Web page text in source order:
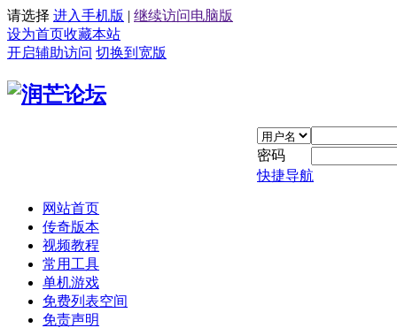
请选择 进入手机版 | 继续访问电脑版
设为首页收藏本站
开启辅助访问 切换到宽版
密码
快捷导航
网站首页
传奇版本
视频教程
常用工具
单机游戏
免费列表空间
免责声明